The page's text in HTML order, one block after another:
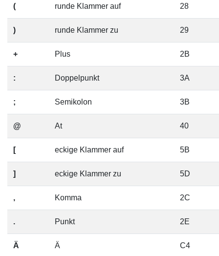
( runde Klammer auf 28
) runde Klammer zu 29
+ Plus 2B
: Doppelpunkt 3A
; Semikolon 3B
@ At 40
[ eckige Klammer auf 5B
] eckige Klammer zu 5D
, Komma 2C
. Punkt 2E
Ä Ä C4